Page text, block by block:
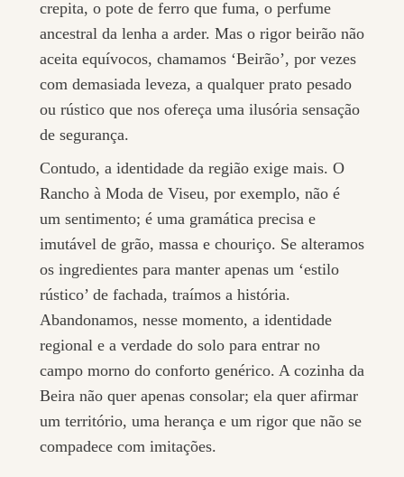
crepita, o pote de ferro que fuma, o perfume
ancestral da lenha a arder. Mas o rigor beirão não
aceita equívocos, chamamos ‘Beirão’, por vezes
com demasiada leveza, a qualquer prato pesado
ou rústico que nos ofereça uma ilusória sensação
de segurança.
Contudo, a identidade da região exige mais. O
Rancho à Moda de Viseu, por exemplo, não é
um sentimento; é uma gramática precisa e
imutável de grão, massa e chouriço. Se alteramos
os ingredientes para manter apenas um ‘estilo
rústico’ de fachada, traímos a história.
Abandonamos, nesse momento, a identidade
regional e a verdade do solo para entrar no
campo morno do conforto genérico. A cozinha da
Beira não quer apenas consolar; ela quer afirmar
um território, uma herança e um rigor que não se
compadece com imitações.